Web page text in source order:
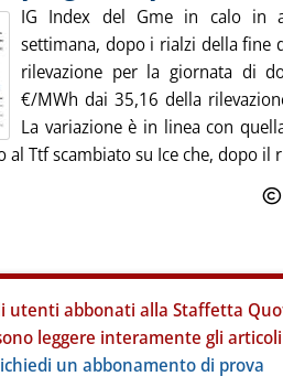
IG Index del Gme in calo in
settimana, dopo i rialzi della fine
rilevazione per la giornata di
€/MWh dai 35,16 della
La variazione è in linea con
Ttf scambiato su Ice che, dopo il
utenti abbonati alla Staffetta
leggere interamente gli
un abbonamento di prova